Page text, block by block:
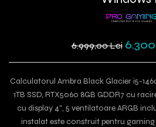
6.999,00 Lei
Calculatorul Ambra Black Glacier i5-
1TB SSD, RTX5060 8GB GDDR7 cu
cu display 4", 5 ventilatoare ARGB
instalat este construit pentru